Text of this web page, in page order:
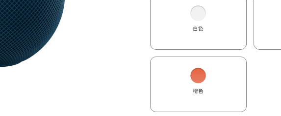
白色
橙色